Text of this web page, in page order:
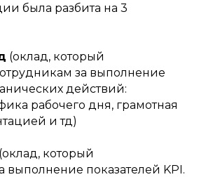
была разбита на 3
(оклад, который
за выполнение
действий:
рабочего дня, грамотная
и тд)
(оклад, который
выполнение показателей KPI.